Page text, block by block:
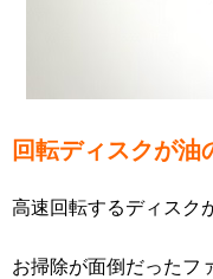
回転ディスクが油
高速回転するディスク
お掃除が面倒だったフ